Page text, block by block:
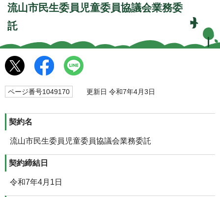
流山市民生委員児童委員協議会業務委
託
ページ番号1049170 更新日 令和7年4月3日
契約名
流山市民生委員児童委員協議会業務委託
契約締結日
令和7年4月1日